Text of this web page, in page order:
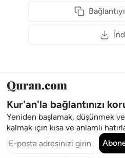
Kur'an'la bağlantınızı
Yeniden başlamak, düşünmek
kalmak için kısa ve anlamlı